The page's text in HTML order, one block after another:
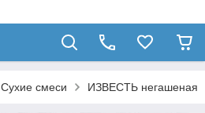
Сухие смеси ИЗВЕСТЬ негашеная